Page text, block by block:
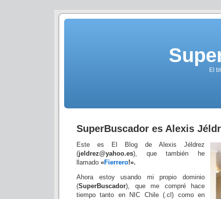
El
SuperBuscador es Alexis
Este es El Blog de Alexis Jéldrez
(jeldrez@yahoo.es), que también he
llamado «Fierrero!».
Ahora estoy usando mi propio dominio
(SuperBuscador), que me compré hace
tiempo tanto en NIC Chile (.cl) como en